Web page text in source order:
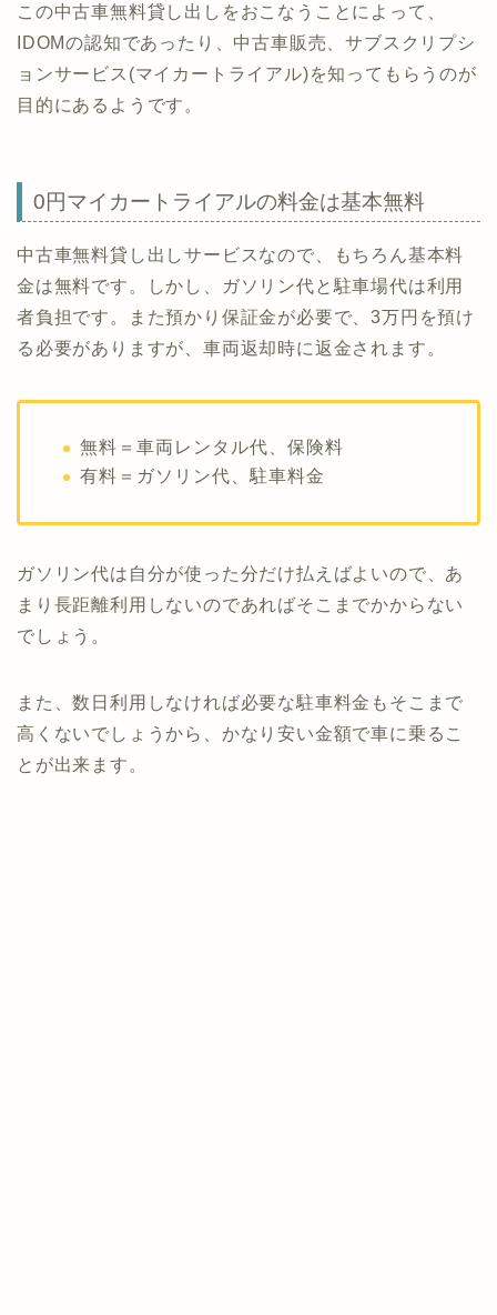
この中古車無料貸し出しをおこなうことによって、
IDOMの認知であったり、中古車販売、サブスクリプシ
ョンサービス(マイカートライアル)を知ってもらうのが
目的にあるようです。
0円マイカートライアルの料金は基本無料
中古車無料貸し出しサービスなので、もちろん基本料
金は無料です。しかし、ガソリン代と駐車場代は利用
者負担です。また預かり保証金が必要で、3万円を預け
る必要がありますが、車両返却時に返金されます。
無料＝車両レンタル代、保険料
有料＝ガソリン代、駐車料金
ガソリン代は自分が使った分だけ払えばよいので、あ
まり長距離利用しないのであればそこまでかからない
でしょう。
また、数日利用しなければ必要な駐車料金もそこまで
高くないでしょうから、かなり安い金額で車に乗るこ
とが出来ます。